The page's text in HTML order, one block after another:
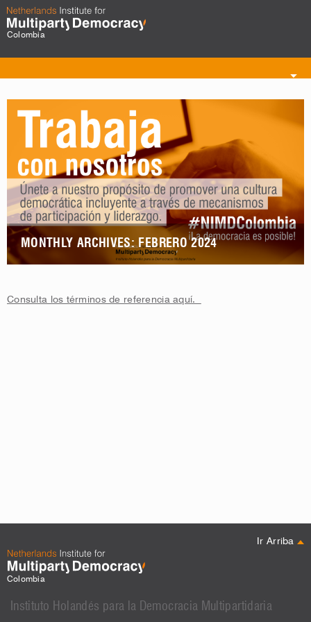
Colombia
Toggle
MONTHLY ARCHIVES: FEBRERO 2024
Consulta los términos de referencia aquí.
Ir Arriba
Colombia
Instituto Holandés para la Democracia Multipartidaria